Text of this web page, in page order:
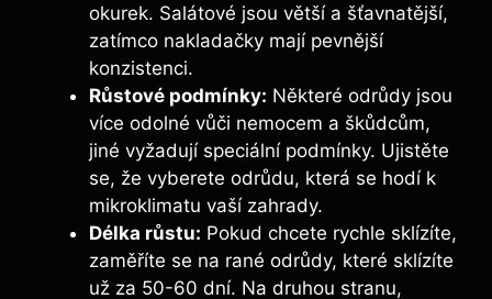
okurek. Salátové jsou větší a šťavnatější,
zatímco nakladačky mají pevnější
konzistenci.
Růstové podmínky: Některé odrůdy jsou
více odolné vůči nemocem a škůdcům,
jiné vyžadují speciální podmínky. Ujistěte
se, že vyberete odrůdu, která se hodí k
mikroklimatu vaší zahrady.
Délka růstu: Pokud chcete rychle sklízíte,
zaměříte se na rané odrůdy, které sklízíte
už za 50-60 dní. Na druhou stranu,